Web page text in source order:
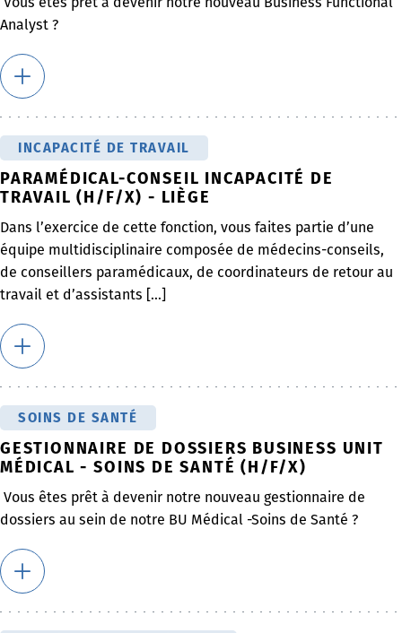
Analyst ?
INCAPACITÉ DE TRAVAIL
PARAMÉDICAL-CONSEIL INCAPACITÉ DE
TRAVAIL (H/F/X) - LIÈGE
Dans l’exercice de cette fonction, vous faites partie d’une
équipe multidisciplinaire composée de médecins-conseils,
de conseillers paramédicaux, de coordinateurs de retour au
travail et d’assistants [...]
SOINS DE SANTÉ
GESTIONNAIRE DE DOSSIERS BUSINESS UNIT
MÉDICAL - SOINS DE SANTÉ (H/F/X)
Vous êtes prêt à devenir notre nouveau gestionnaire de
dossiers au sein de notre BU Médical -Soins de Santé ?